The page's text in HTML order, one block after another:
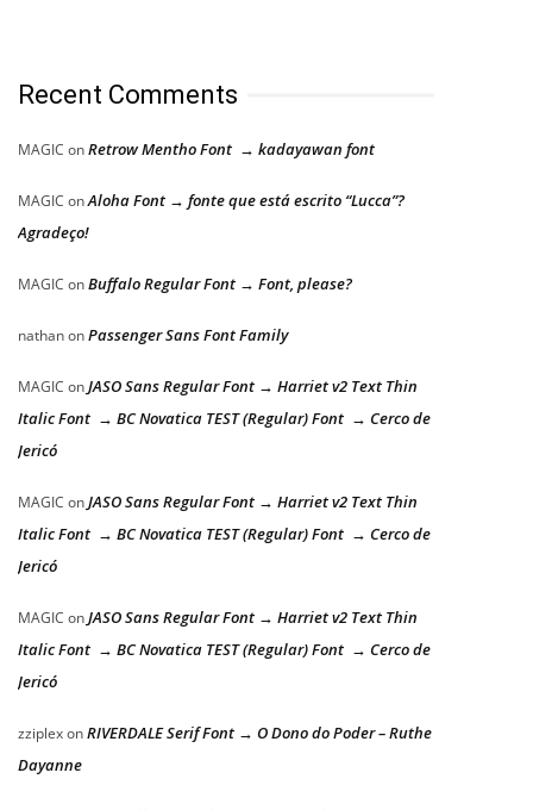
Recent Comments
MAGIC onRetrow Mentho Font → kadayawan font
MAGIC onAloha Font → fonte que está escrito “Lucca”?
Agradeço!
MAGIC onBuffalo Regular Font → Font, please?
nathanonPassenger Sans Font Family
MAGIC onJASO Sans Regular Font → Harriet v2 Text Thin
Italic Font → BC Novatica TEST (Regular) Font → Cerco de
Jericó
MAGIC onJASO Sans Regular Font → Harriet v2 Text Thin
Italic Font → BC Novatica TEST (Regular) Font → Cerco de
Jericó
MAGIC onJASO Sans Regular Font → Harriet v2 Text Thin
Italic Font → BC Novatica TEST (Regular) Font → Cerco de
Jericó
zziplexonRIVERDALE Serif Font → O Dono do Poder – Ruthe
Dayanne